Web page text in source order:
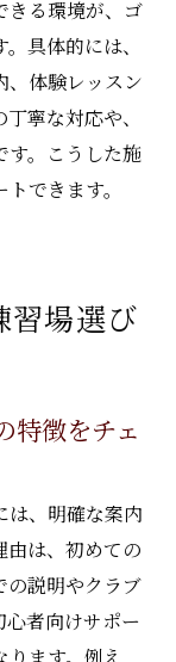
きる環境が、ゴ
具体的には、
、体験レッスン
寧な対応や、
す。こうした施
できます。
習場選び
特徴をチェ
は、明確な案内
由は、初めての
の説明やクラブ
心者向けサポー